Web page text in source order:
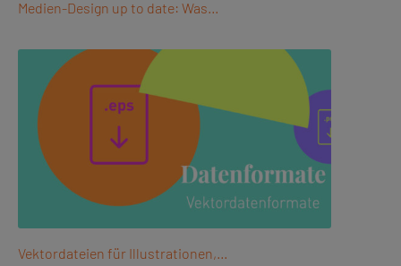
Medien-Design up to date: Was…
Vektordateien für Illustrationen,…